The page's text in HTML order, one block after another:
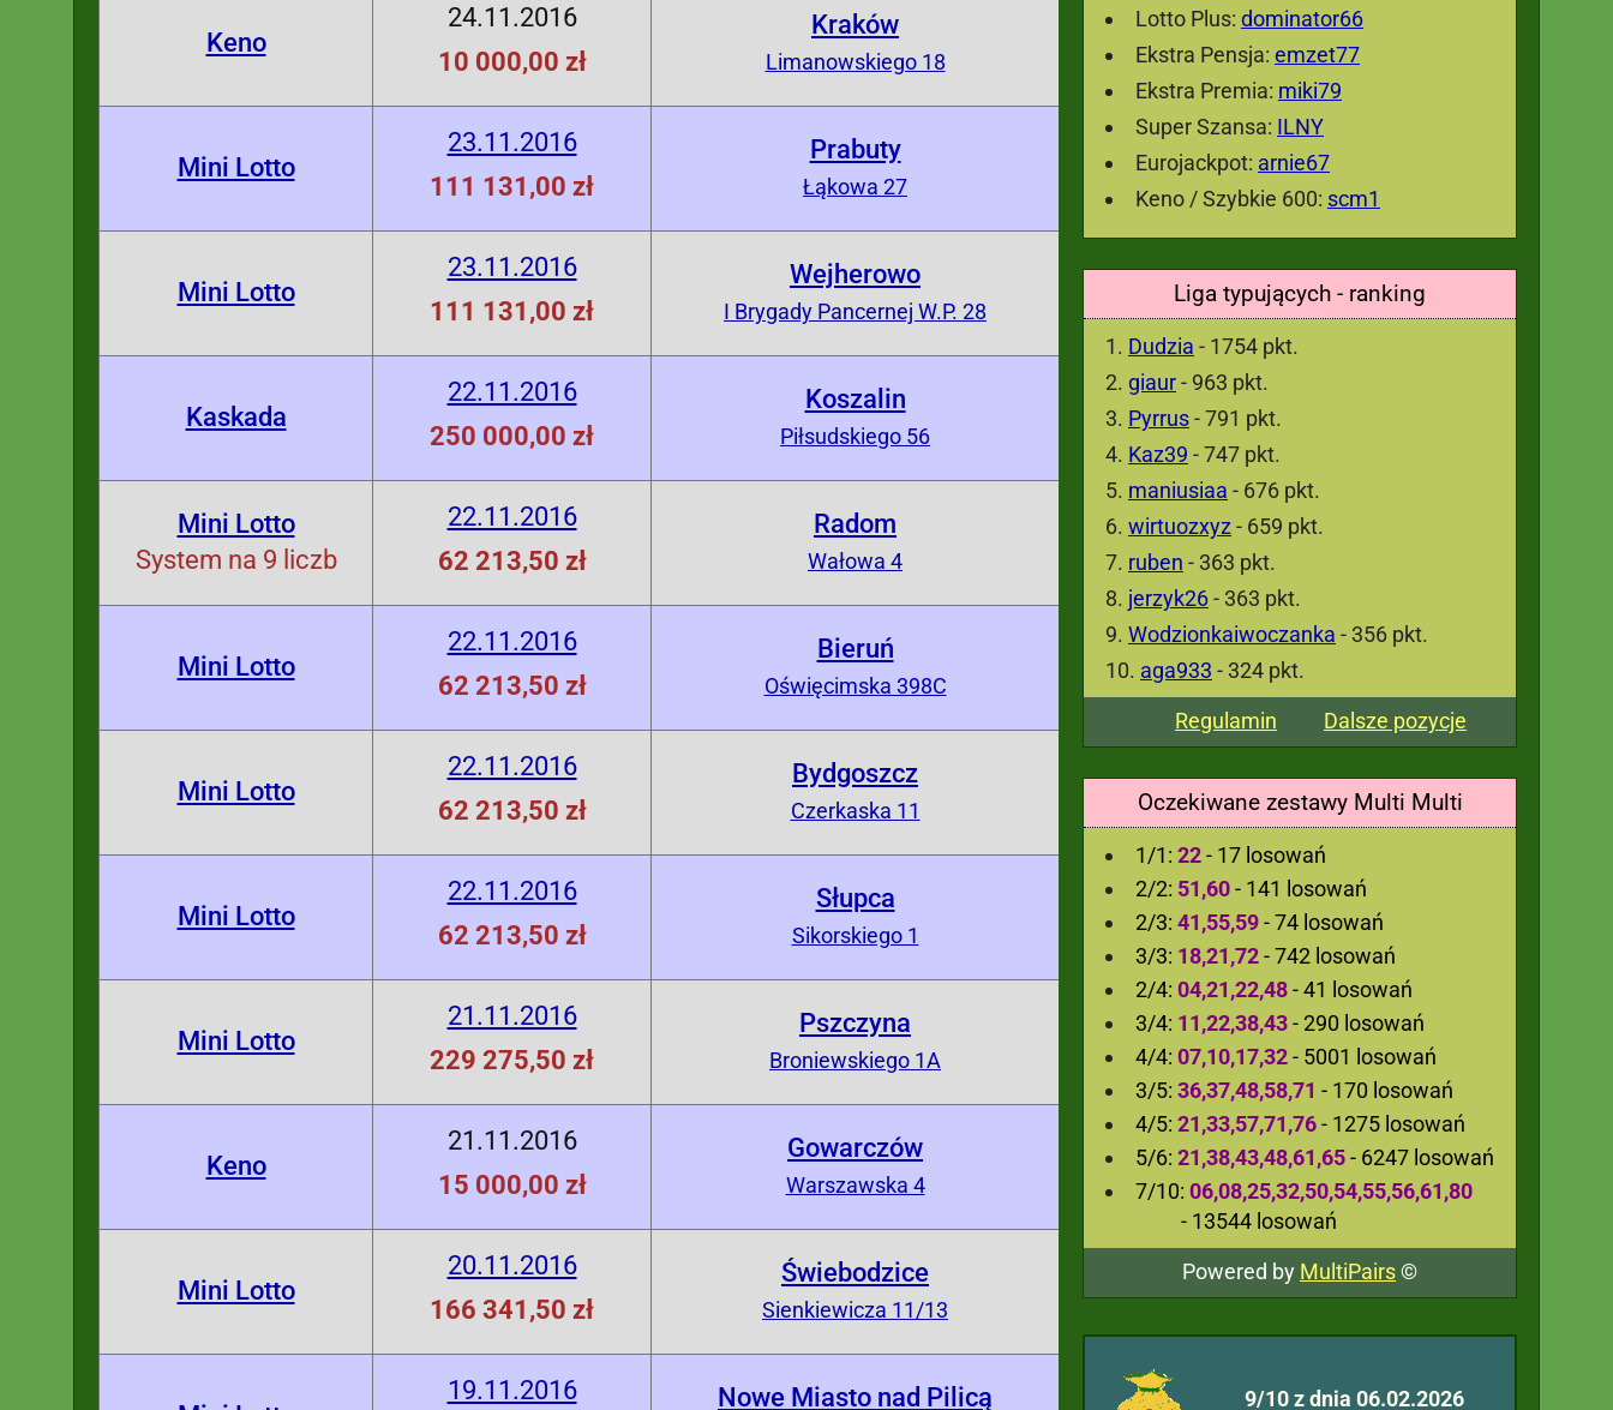
Lotto Plus: dominator66
Ekstra Pensja: emzet77
Ekstra Premia: miki79
Super Szansa: ILNY
Eurojackpot: arnie67
Keno / Szybkie 600: scm1
Liga typujących - ranking
Dudzia - 1754 pkt.
giaur- 963 pkt.
Pyrrus- 791 pkt.
Kaz39 - 747 pkt.
maniusiaa - 676 pkt.
wirtuozxyz - 659 pkt.
ruben - 363 pkt.
jerzyk26- 363 pkt.
Wodzionkaiwoczanka - 356 pkt.
aga933 - 324 pkt.
Regulamin
Dalsze pozycje
Oczekiwane zestawy Multi Multi
1/1: 22- 17 losowań
2/2: 51,60- 141 losowań
2/3: 41,55,59- 74 losowań
3/3: 18,21,72- 742 losowań
2/4: 04,21,22,48- 41 losowań
3/4: 11,22,38,43- 290 losowań
4/4: 07,10,17,32- 5001 losowań
3/5: 36,37,48,58,71 - 170 losowań
4/5: 21,33,57,71,76- 1275 losowań
5/6: 21,38,43,48,61,65- 6247 losowań
7/10: 06,08,25,32,50,54,55,56,61,80
- 13544 losowań
Powered by MultiPairs©
9/10 z dnia 06.02.2026
Keno
24.11.2016
10 000,00 zł
Kraków
Limanowskiego 18
Mini Lotto
23.11.2016
111 131,00 zł
Prabuty
Łąkowa 27
Mini Lotto
23.11.2016
111 131,00 zł
Wejherowo
I Brygady Pancernej W.P. 28
Kaskada
22.11.2016
250 000,00 zł
Koszalin
Piłsudskiego 56
Mini Lotto
System na 9 liczb
22.11.2016
62 213,50 zł
Radom
Wałowa 4
Mini Lotto
22.11.2016
62 213,50 zł
Bieruń
Oświęcimska 398C
Mini Lotto
22.11.2016
62 213,50 zł
Bydgoszcz
Czerkaska 11
Mini Lotto
22.11.2016
62 213,50 zł
Słupca
Sikorskiego 1
Mini Lotto
21.11.2016
229 275,50 zł
Pszczyna
Broniewskiego 1A
Keno
21.11.2016
15 000,00 zł
Gowarczów
Warszawska 4
Mini Lotto
20.11.2016
166 341,50 zł
Świebodzice
Sienkiewicza 11/13
19.11.2016 Nowe Miasto nad Pilicą